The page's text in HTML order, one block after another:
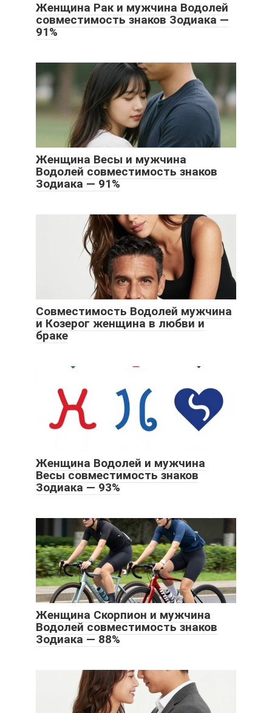
Женщина Рак и мужчина Водолей
совместимость знаков Зодиака —
91%
Женщина Весы и мужчина
Водолей совместимость знаков
Зодиака — 91%
Совместимость Водолей мужчина
и Козерог женщина в любви и
браке
Женщина Водолей и мужчина
Весы совместимость знаков
Зодиака — 93%
Женщина Скорпион и мужчина
Водолей совместимость знаков
Зодиака — 88%